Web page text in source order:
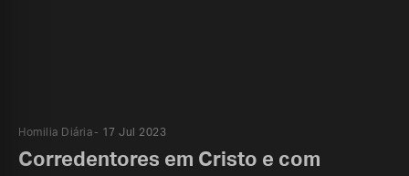
Homilia Diária 17 Jul 2023
Corredentores em Cristo e com